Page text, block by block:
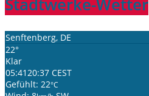
Senftenberg, DE
22°
Klar
05:41 20:37 CEST
Gefühlt: 22°C